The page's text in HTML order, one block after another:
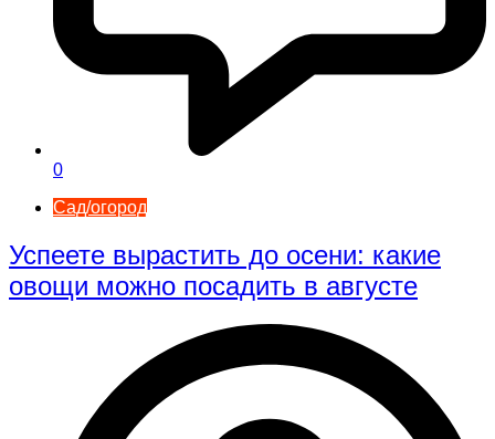
0
Сад/огород
Успеете вырастить до осени: какие
овощи можно посадить в августе